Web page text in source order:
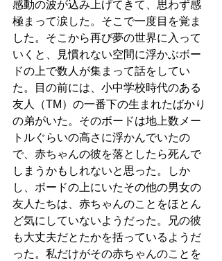
感動の波が込み上げてきて、思わず感
極まって涙した。そこで一度目を覚ま
した。そこから再び夢の世界に入って
いくと、見慣れない空間に浮かぶボー
ドの上で数人が集まって話をしてい
た。目の前には、小中学校時代のある
友人（TM）の一番下の生まれたばかり
の弟がいた。そのボードは地上数メー
トルぐらいの高さに浮かんでいたの
で、赤ちゃんの彼を落としたら死んで
しまうかもしれないと思った。しか
し、ボードの上にいたその他の男女の
友人たちは、赤ちゃんのことをほとん
ど気にしていないようだった。兄の彼
も大丈夫だとたかを括っているようだ
った。私だけがその赤ちゃんのことを